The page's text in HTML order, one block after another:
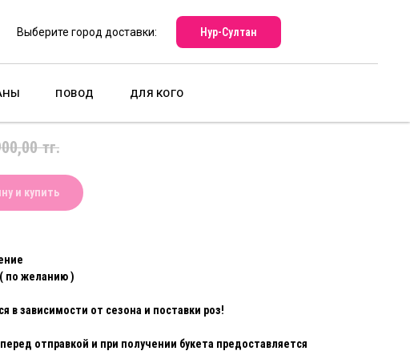
Выберите город доставки: Нур-Султан
ПОВОД ДЛЯ КОГО
тг.
и купить
по желанию )
в зависимости от сезона и поставки роз!
отправкой и при получении букета предоставляется